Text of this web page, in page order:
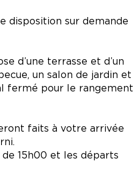
disposition sur demande
d’une terrasse et d’un
un salon de jardin et
fermé pour le rangement
faits à votre arrivée
15h00 et les départs